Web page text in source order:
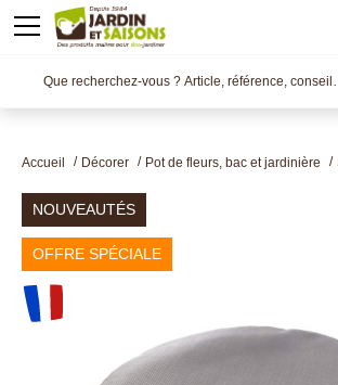
Accueil Décorer Pot de fleurs, bac et jardinière
NOUVEAUTÉS
OFFRE SPÉCIALE